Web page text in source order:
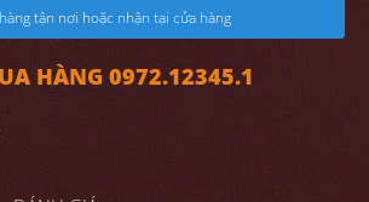
tận nơi hoặc nhận tại cửa hàng
HÀNG 0972.12345.1